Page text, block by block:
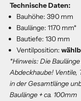
Technische Daten:
Bauhöhe: 390 mm
Baulänge: 1170 mm*
Bautiefe: 130 mm
Ventilposition:
*Hinweis: Die
Abdeckhaube! Ventile,
in der Gesamtlänge
Baulänge + ca. 100mm